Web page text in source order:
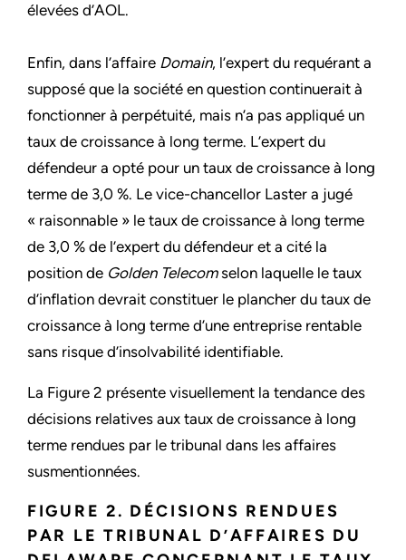
élevées d’AOL.
Enfin, dans l’affaire Domain, l’expert du requérant a
supposé que la société en question continuerait à
fonctionner à perpétuité, mais n’a pas appliqué un
taux de croissance à long terme. L’expert du
défendeur a opté pour un taux de croissance à long
terme de 3,0 %. Le vice-chancellor Laster a jugé
« raisonnable » le taux de croissance à long terme
de 3,0 % de l’expert du défendeur et a cité la
position de Golden Telecomselon laquelle le taux
d’inflation devrait constituer le plancher du taux de
croissance à long terme d’une entreprise rentable
sans risque d’insolvabilité identifiable.
La Figure 2 présente visuellement la tendance des
décisions relatives aux taux de croissance à long
terme rendues par le tribunal dans les affaires
susmentionnées.
FIGURE 2. DÉCISIONS RENDUES
PAR LE TRIBUNAL D’AFFAIRES DU